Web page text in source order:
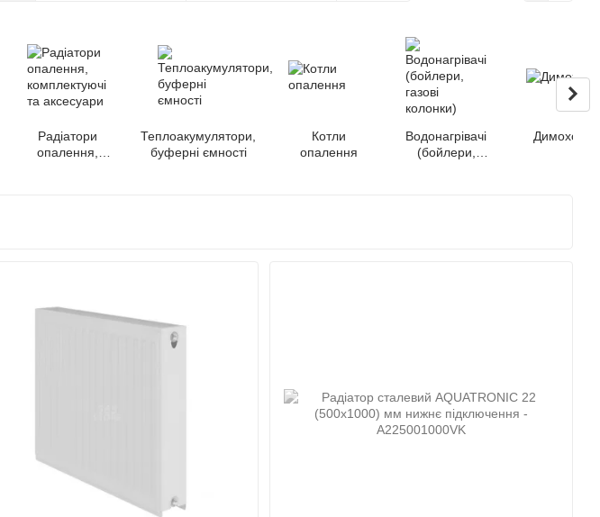
Радіатори
опалення,
Теплоакумулятори,
буферні ємності
Котли
опалення
Водонагрівачі
(бойлери,
Димоходи